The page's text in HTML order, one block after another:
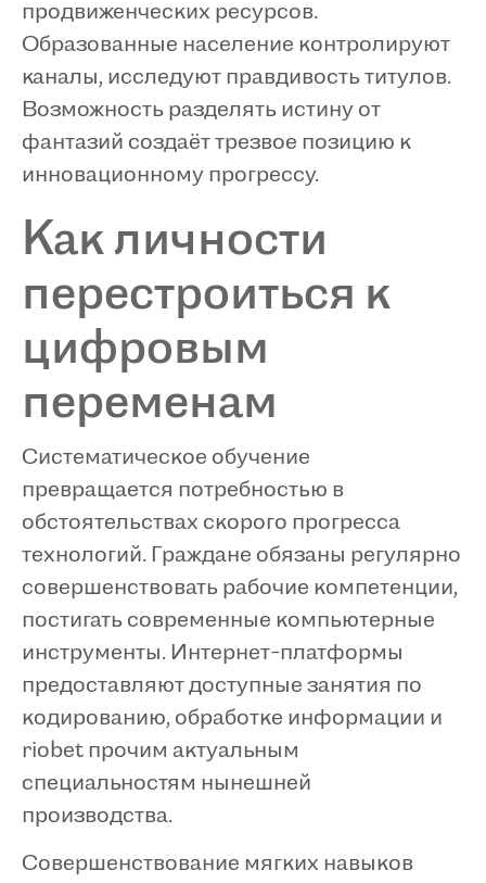
продвиженческих ресурсов.
Образованные население контролируют
каналы, исследуют правдивость титулов.
Возможность разделять истину от
фантазий создаёт трезвое позицию к
инновационному прогрессу.
Как личности
перестроиться к
цифровым
переменам
Систематическое обучение
превращается потребностью в
обстоятельствах скорого прогресса
технологий. Граждане обязаны регулярно
совершенствовать рабочие компетенции,
постигать современные компьютерные
инструменты. Интернет-платформы
предоставляют доступные занятия по
кодированию, обработке информации и
riobet прочим актуальным
специальностям нынешней
производства.
Совершенствование мягких навыков